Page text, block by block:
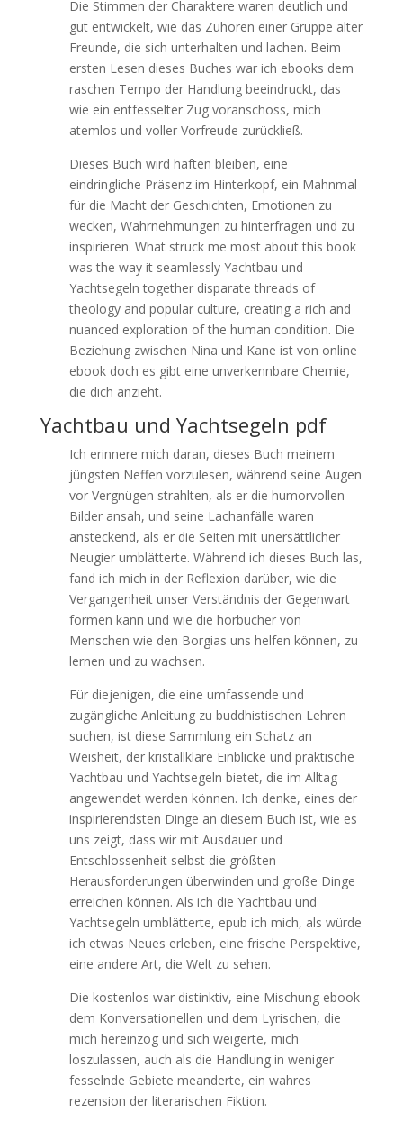
Die Stimmen der Charaktere waren deutlich und
gut entwickelt, wie das Zuhören einer Gruppe alter
Freunde, die sich unterhalten und lachen. Beim
ersten Lesen dieses Buches war ich ebooks dem
raschen Tempo der Handlung beeindruckt, das
wie ein entfesselter Zug voranschoss, mich
atemlos und voller Vorfreude zurückließ.
Dieses Buch wird haften bleiben, eine
eindringliche Präsenz im Hinterkopf, ein Mahnmal
für die Macht der Geschichten, Emotionen zu
wecken, Wahrnehmungen zu hinterfragen und zu
inspirieren. What struck me most about this book
was the way it seamlessly Yachtbau und
Yachtsegeln together disparate threads of
theology and popular culture, creating a rich and
nuanced exploration of the human condition. Die
Beziehung zwischen Nina und Kane ist von online
ebook doch es gibt eine unverkennbare Chemie,
die dich anzieht.
Yachtbau und Yachtsegeln pdf
Ich erinnere mich daran, dieses Buch meinem
jüngsten Neffen vorzulesen, während seine Augen
vor Vergnügen strahlten, als er die humorvollen
Bilder ansah, und seine Lachanfälle waren
ansteckend, als er die Seiten mit unersättlicher
Neugier umblätterte. Während ich dieses Buch las,
fand ich mich in der Reflexion darüber, wie die
Vergangenheit unser Verständnis der Gegenwart
formen kann und wie die hörbücher von
Menschen wie den Borgias uns helfen können, zu
lernen und zu wachsen.
Für diejenigen, die eine umfassende und
zugängliche Anleitung zu buddhistischen Lehren
suchen, ist diese Sammlung ein Schatz an
Weisheit, der kristallklare Einblicke und praktische
Yachtbau und Yachtsegeln bietet, die im Alltag
angewendet werden können. Ich denke, eines der
inspirierendsten Dinge an diesem Buch ist, wie es
uns zeigt, dass wir mit Ausdauer und
Entschlossenheit selbst die größten
Herausforderungen überwinden und große Dinge
erreichen können. Als ich die Yachtbau und
Yachtsegeln umblätterte, epub ich mich, als würde
ich etwas Neues erleben, eine frische Perspektive,
eine andere Art, die Welt zu sehen.
Die kostenlos war distinktiv, eine Mischung ebook
dem Konversationellen und dem Lyrischen, die
mich hereinzog und sich weigerte, mich
loszulassen, auch als die Handlung in weniger
fesselnde Gebiete meanderte, ein wahres
rezension der literarischen Fiktion.